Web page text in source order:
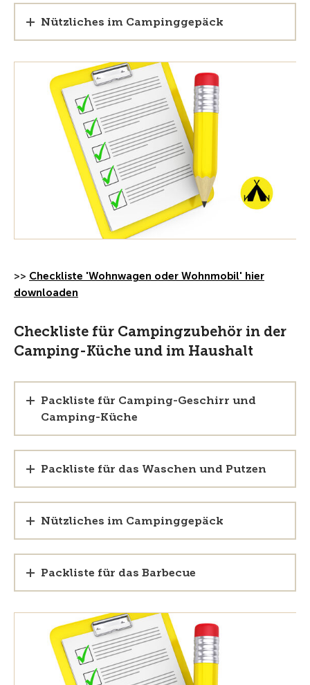
Nützliches im Campinggepäck
>> Checkliste 'Wohnwagen oder Wohnmobil' hier
downloaden
Checkliste für Campingzubehör in der
Camping-Küche und im Haushalt
Packliste für Camping-Geschirr und
Camping-Küche
Packliste für das Waschen und Putzen
Nützliches im Campinggepäck
Packliste für das Barbecue